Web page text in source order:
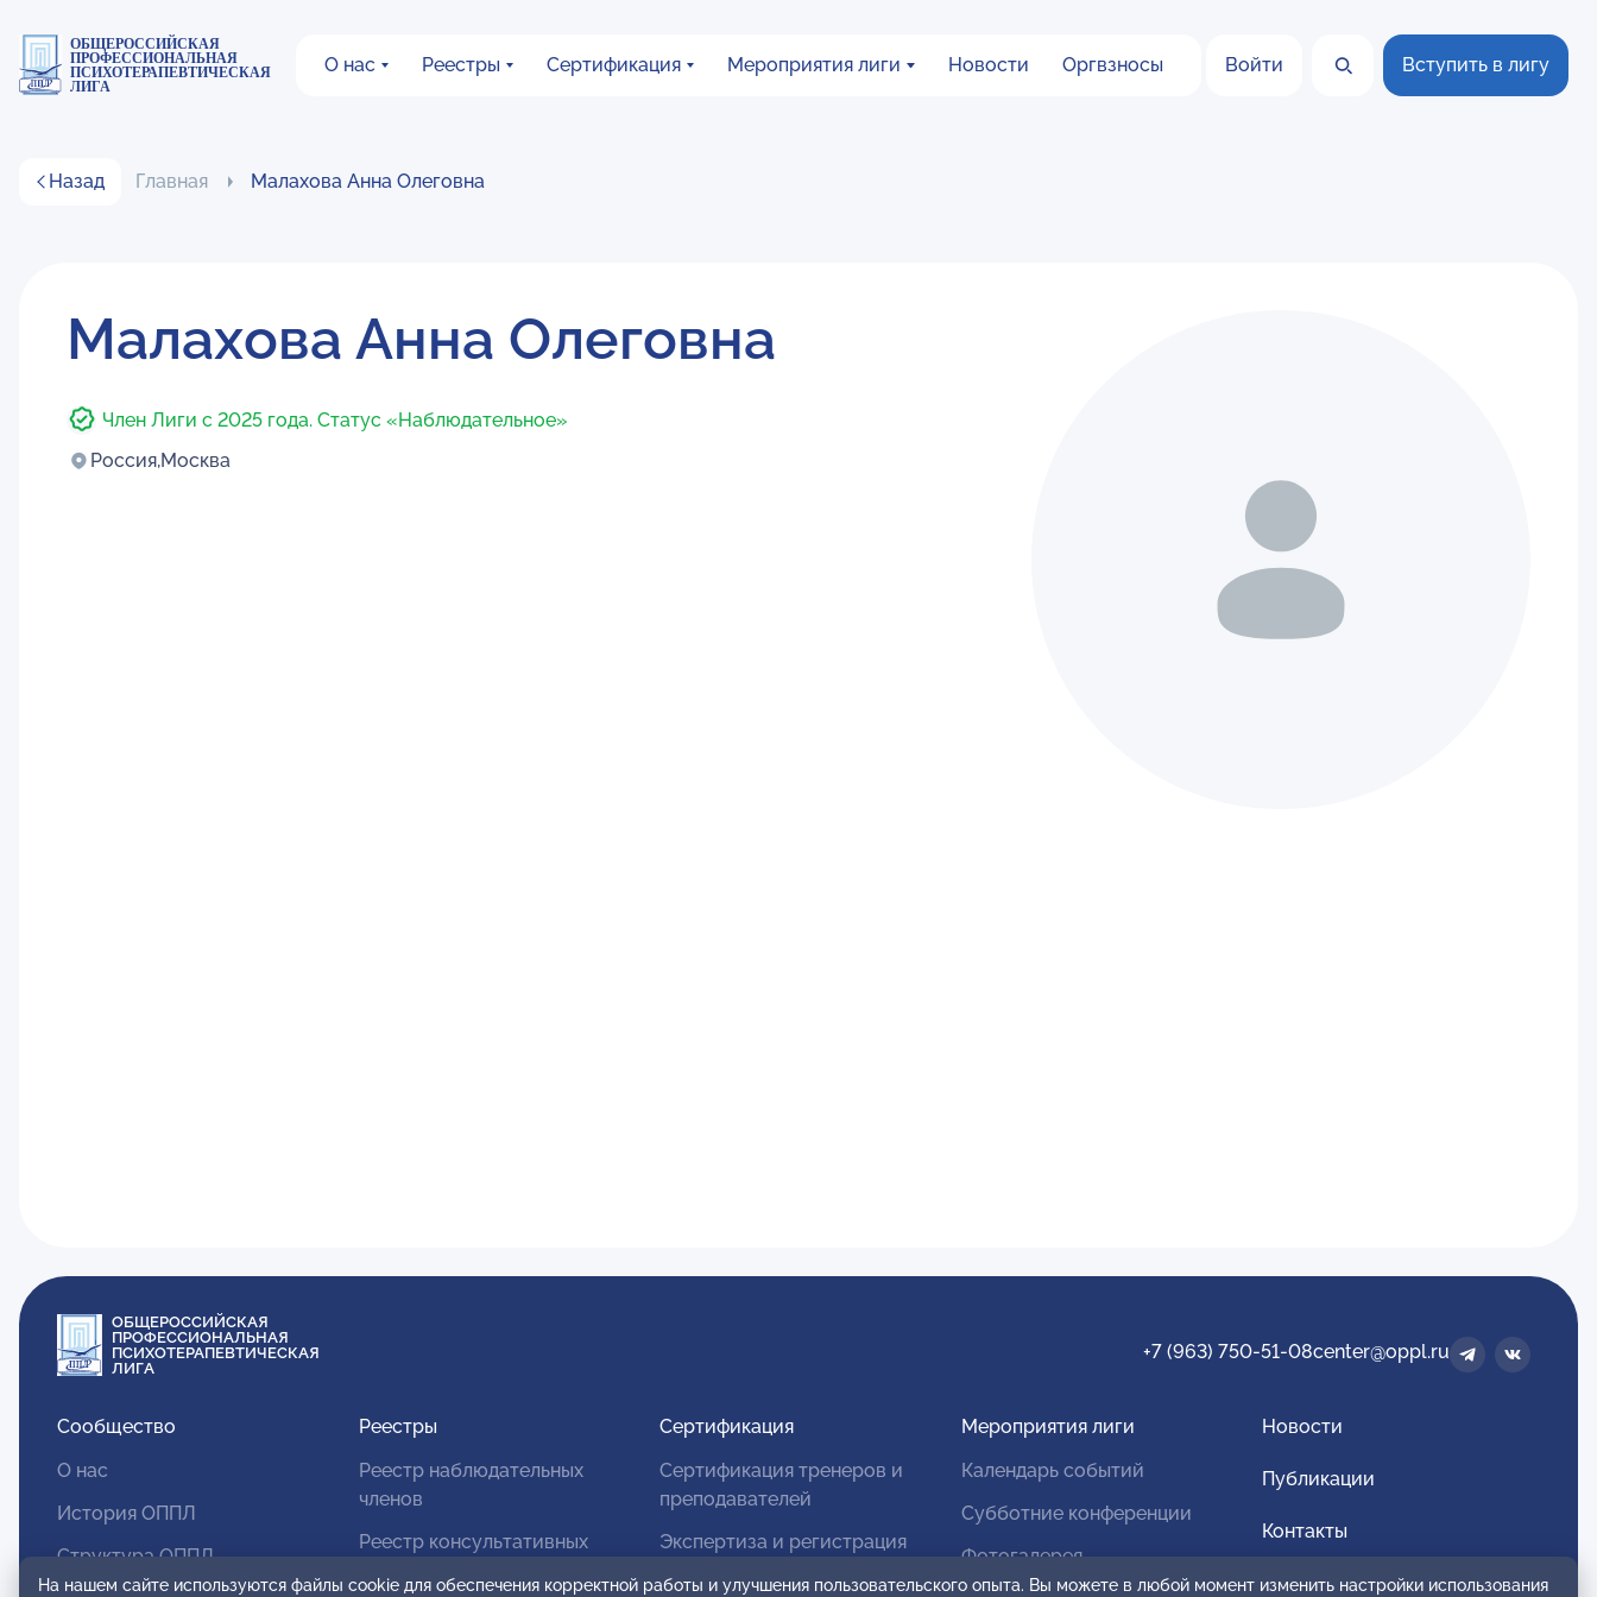
ОБЩЕРОССИЙСКАЯ
ПРОФЕССИОНАЛЬНАЯ
ПСИХОТЕРАПЕВТИЧЕСКАЯ
ЛИГА
О нас Реестры Сертификация Мероприятия лиги Новости Оргвзносы Войти Вступить в лигу
Назад Главная Малахова Анна Олеговна
Малахова Анна Олеговна
Член Лиги с 2025 года. Статус «Наблюдательное»
Россия,Москва
ОБЩЕРОССИЙСКАЯ
ПРОФЕССИОНАЛЬНАЯ
ПСИХОТЕРАПЕВТИЧЕСКАЯ
ЛИГА
+7 (963) 750-51-08center@oppl.ru
Сообщество
О нас
История ОППЛ
Структура ОППЛ
Реестры
Реестр наблюдательных
членов
Реестр консультативных
Сертификация
Сертификация тренеров и
преподавателей
Экспертиза и регистрация
Мероприятия лиги
Календарь событий
Субботние конференции
Фотогалерея
Новости
Публикации
Контакты
Для спонсоров и партнеров
На нашем сайте используются файлы cookie для обеспечения корректной работы и улучшения пользовательского опыта. Вы можете в любой момент изменить настройки использования